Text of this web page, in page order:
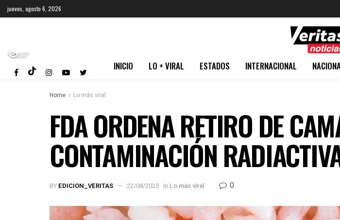
jueves, agosto 6, 2026
INICIO LO + VIRAL ESTADOS INTERNACIONAL
Home Lo más viral
FDA ORDENA RETIRO DE
CONTAMINACIÓN
BY EDICION_VERITAS 22/08/2025 in Lo más viral 0